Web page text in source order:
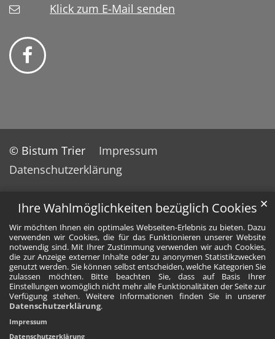
Ihre Wahlmöglichkeiten bezüglich Cookies
Wir möchten Ihnen ein optimales Webseiten-Erlebnis zu bieten. Dazu
verwenden wir Cookies, die für das Funktionieren unserer Website
notwendig sind. Mit Ihrer Zustimmung verwenden wir auch Cookies,
die zur Anzeige externer Inhalte oder zu anonymen Statistikzwecken
genutzt werden. Sie können selbst entscheiden, welche Kategorien Sie
zulassen möchten. Bitte beachten Sie, dass auf Basis Ihrer
Einstellungen womöglich nicht mehr alle Funktionalitäten der Seite zur
Verfügung stehen. Weitere Informationen finden Sie in unserer
Datenschutzerklärung.
✕
Impressum
Datenschutzerklärung
Klick zum E-Mail senden
© Bistum Trier
Impressum
Datenschutzerklärung